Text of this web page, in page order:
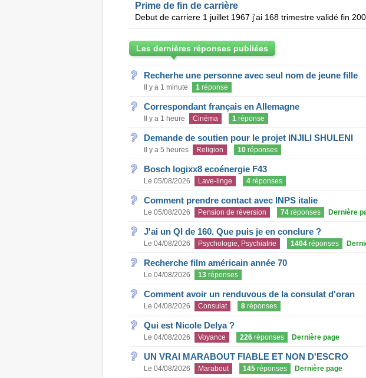
Prime de fin de carrière
Les dernières réponses publiées
Recherhe une personne avec seul nom de jeune fille
Il y a 1 minute 1réponse
Correspondant français en Allemagne
Il y a 1 heure Cinéma 1réponse
Demande de soutien pour le projet INJILI SHULENI
Il y a 5 heures Religion 10réponses
Bosch logixx8 ecoénergie F43
Le 05/08/2026 Lave-linge 4réponses
Comment prendre contact avec INPS italie
Le 05/08/2026 Pension de réversion 74réponses Dernière
J'ai un QI de 160. Que puis je en conclure ?
Le 04/08/2026 Psychologie, Psychiatrie 1404réponses
Recherche film américain année 70
Le 04/08/2026 13réponses
Comment avoir un renduvous de la consulat d'oran
Le 04/08/2026 Consulat 8réponses
Qui est Nicole Delya ?
Le 04/08/2026 Voyance 226réponses Dernière page
UN VRAI MARABOUT FIABLE ET NON D'ESCRO
Le 04/08/2026 Marabout 145réponses Dernière page